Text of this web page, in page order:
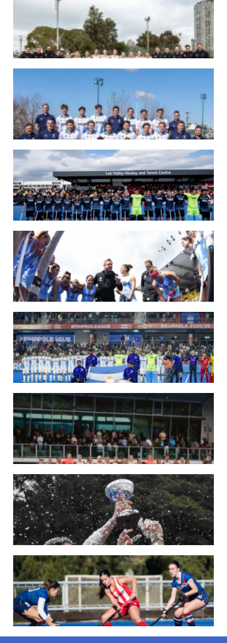
07/08/2026
LAS LEONAS LISTAS PARA DISPUTAR EL MUNDIAL 2026
Del 15 al 30 de agosto, el seleccionado argentino femenino de hockey disputará
la Copa del Mundo en Países Bajos y Bélgica. El debut será ante Estados Unidos.
LEER MÁS
07/08/2026
LOS LEONES LISTOS PARA DISPUTAR EL MUNDIAL 2026
Del 15 al 30 de agosto, el seleccionado argentino masculino de hockey disputará
la Copa del Mundo en Países Bajos y Bélgica. El debut será ante Japón.
14/07/2026
MUNDIAL 2026: LOS LEONES CONVOCADOS POR LUCAS REY
Del 15 al 30 de agosto disputarán el Mundial en Países Bajos y Bélgica.
LEER MÁS
09/07/2026
MUNDIAL 2026: LAS LEONAS CONVOCADAS POR FERNANDO F...
Del 15 al 30 de agosto disputarán el Mundial 2026 en Países Bajos y Bélgica.
LEER MÁS
29/05/2026
LOS LEONES CONVOCADOS PARA LA VENTANA EUROPEA DE P...
En junio, el seleccionado nacional disputará las últimas dos ventanas de Pro
League 2025-26 en Inglaterra y Alemania.
LEER MÁS
22/05/2026
LAS LEONAS CONVOCADAS PARA LA VENTANA EUROPEA DE P...
En junio, el seleccionado nacional disputará las últimas dos ventanas de Pro
League 2025-26 en Bélgica e Inglaterra.
18/05/2026
SE DEFINIERON LOS CAMPEONES DE LA PRIMERA FASE DE ...
Del 13 al 17 de mayo se llevó a cabo el torneo que reúne a los mejores clubes del
país.
LEER MÁS
13/05/2026